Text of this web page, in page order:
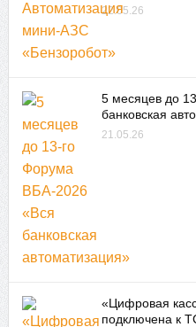
22.05.26
5 месяцев до
банковская
21.05.26
«Цифровая
подключена к